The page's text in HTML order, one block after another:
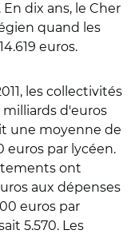
dix ans, le Cher
quand les
euros.
les collectivités
d'euros
une moyenne de
euros par lycéen.
ont
aux dépenses
euros par
5.570. Les